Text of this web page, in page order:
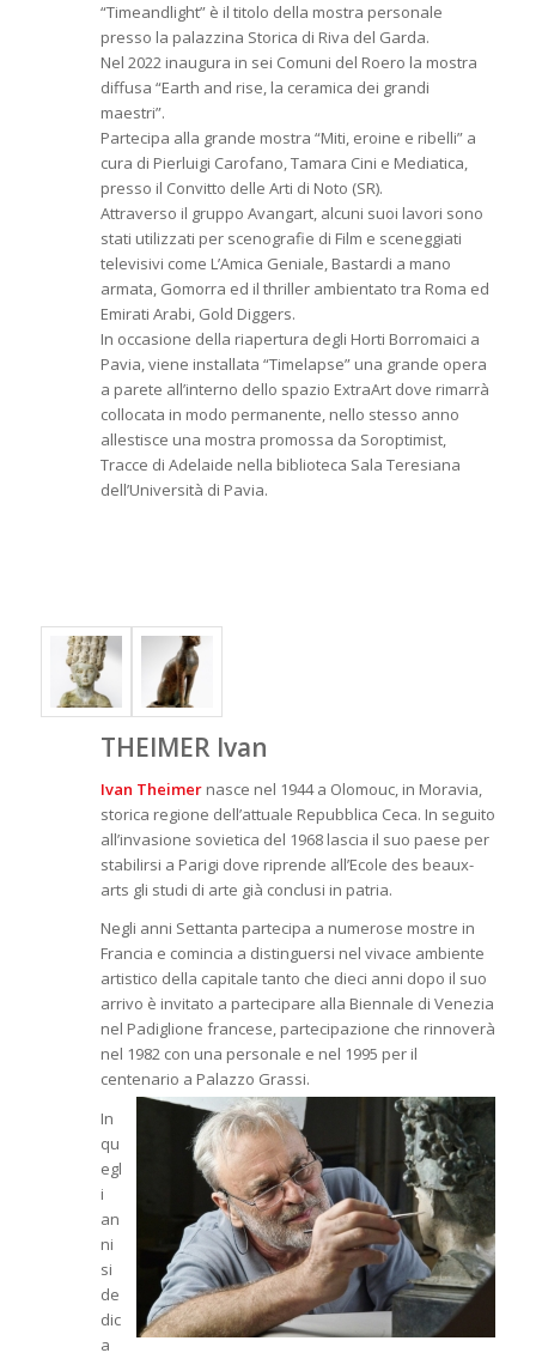
“Timeandlight” è il titolo della mostra personale
presso la palazzina Storica di Riva del Garda.
Nel 2022 inaugura in sei Comuni del Roero la mostra
diffusa “Earth and rise, la ceramica dei grandi
maestri”.
Partecipa alla grande mostra “Miti, eroine e ribelli” a
cura di Pierluigi Carofano, Tamara Cini e Mediatica,
presso il Convitto delle Arti di Noto (SR).
Attraverso il gruppo Avangart, alcuni suoi lavori sono
stati utilizzati per scenografie di Film e sceneggiati
televisivi come L’Amica Geniale, Bastardi a mano
armata, Gomorra ed il thriller ambientato tra Roma ed
Emirati Arabi, Gold Diggers.
In occasione della riapertura degli Horti Borromaici a
Pavia, viene installata “Timelapse” una grande opera
a parete all’interno dello spazio ExtraArt dove rimarrà
collocata in modo permanente, nello stesso anno
allestisce una mostra promossa da Soroptimist,
Tracce di Adelaide nella biblioteca Sala Teresiana
dell’Università di Pavia.
THEIMER Ivan
Ivan Theimernasce nel 1944 a Olomouc, in Moravia,
storica regione dell’attuale Repubblica Ceca. In seguito
all’invasione sovietica del 1968 lascia il suo paese per
stabilirsi a Parigi dove riprende all’Ecole des beaux-
arts gli studi di arte già conclusi in patria.
Negli anni Settanta partecipa a numerose mostre in
Francia e comincia a distinguersi nel vivace ambiente
artistico della capitale tanto che dieci anni dopo il suo
arrivo è invitato a partecipare alla Biennale di Venezia
nel Padiglione francese, partecipazione che rinnoverà
nel 1982 con una personale e nel 1995 per il
centenario a Palazzo Grassi.
In
qu
egl
i
an
ni
si
de
dic
a